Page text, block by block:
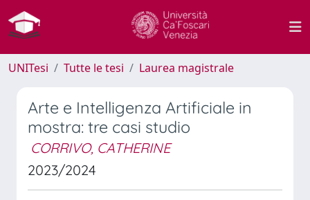
UNITesi Tutte le tesi Laurea magistrale
Arte e Intelligenza Artificiale in
mostra: tre casi studio
CORRIVO, CATHERINE
2023/2024